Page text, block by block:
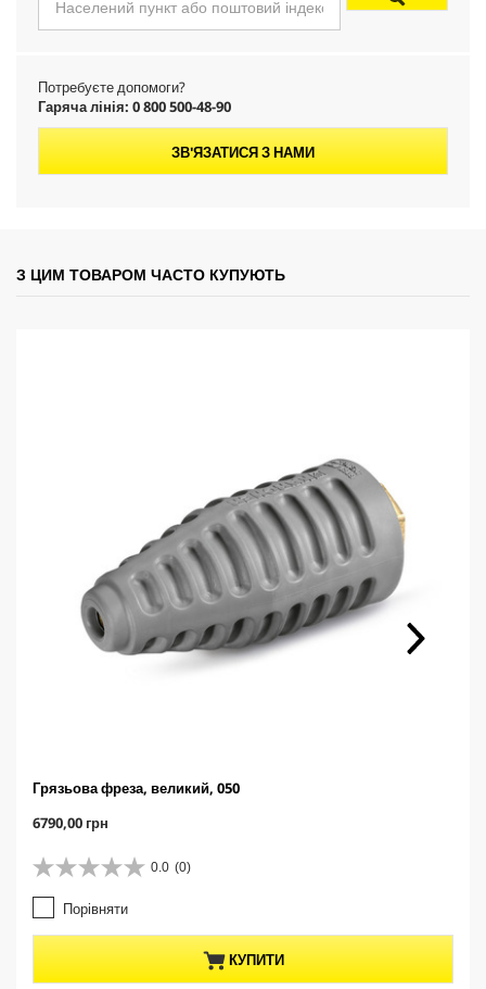
Потребуєте допомоги?
Гаряча лінія: 0 800 500-48-90
ЗВ'ЯЗАТИСЯ З НАМИ
З ЦИМ ТОВАРОМ ЧАСТО КУПУЮТЬ
Грязьова фреза, великий, 050
C
r
r
e
n
t
p
r
6790,00 грн
0.0 (0)
0
.
0
з
з
Порівняти
КУПИТИ